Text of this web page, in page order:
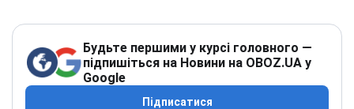
Будьте першими у курсі головного —
підпишіться на Новини на OBOZ.UA у
Google
Підписатися